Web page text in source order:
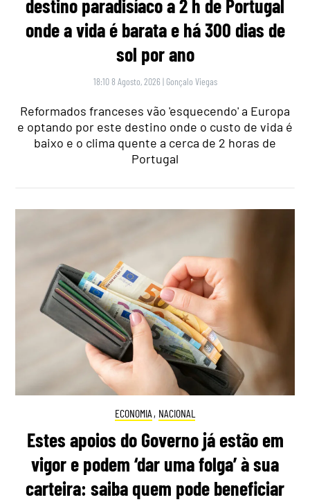
destino paradisíaco a 2 h de Portugal
onde a vida é barata e há 300 dias de
sol por ano
18:10 8 Agosto, 2026 | Gonçalo Viegas
Reformados franceses vão 'esquecendo' a Europa
e optando por este destino onde o custo de vida é
baixo e o clima quente a cerca de 2 horas de
Portugal
ECONOMIA , NACIONAL
Estes apoios do Governo já estão em
vigor e podem ‘dar uma folga’ à sua
carteira: saiba quem pode beneficiar